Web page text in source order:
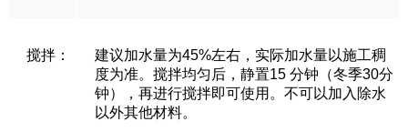
搅拌：
建议加水量为45%左右，实际加水量以施工稠
度为准。搅拌均匀后，静置15 分钟（冬季30分
钟），再进行搅拌即可使用。不可以加入除水
以外其他材料。